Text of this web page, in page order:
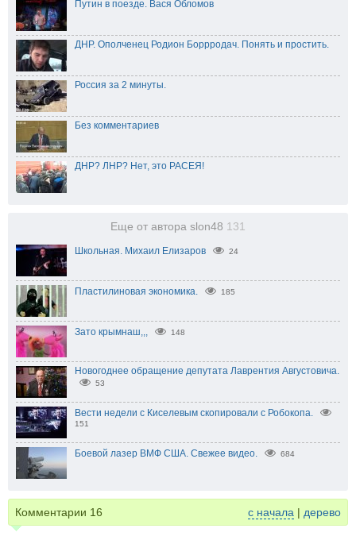
Путин в поезде. Вася Обломов
ДНР. Ополченец Родион Боррродач. Понять и простить.
Россия за 2 минуты.
Без комментариев
ДНР? ЛНР? Нет, это РАСЕЯ!
Еще от автора slon48 131
Школьная. Михаил Елизаров 24
Пластилиновая экономика. 185
Зато крымнаш,,, 148
Новогоднее обращение депутата Лаврентия Августовича.
53
Вести недели с Киселевым скопировали с Робокопа.
151
Боевой лазер ВМФ США. Свежее видео. 684
Комментарии 16 с начала | дерево